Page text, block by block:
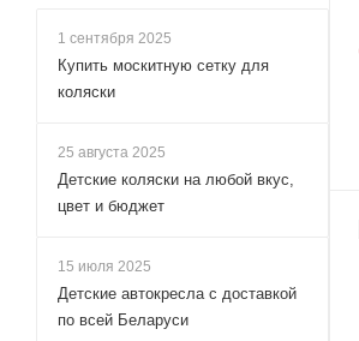
1 сентября 2025
Купить москитную сетку для
коляски
25 августа 2025
Детские коляски на любой вкус,
цвет и бюджет
15 июля 2025
Детские автокресла с доставкой
по всей Беларуси